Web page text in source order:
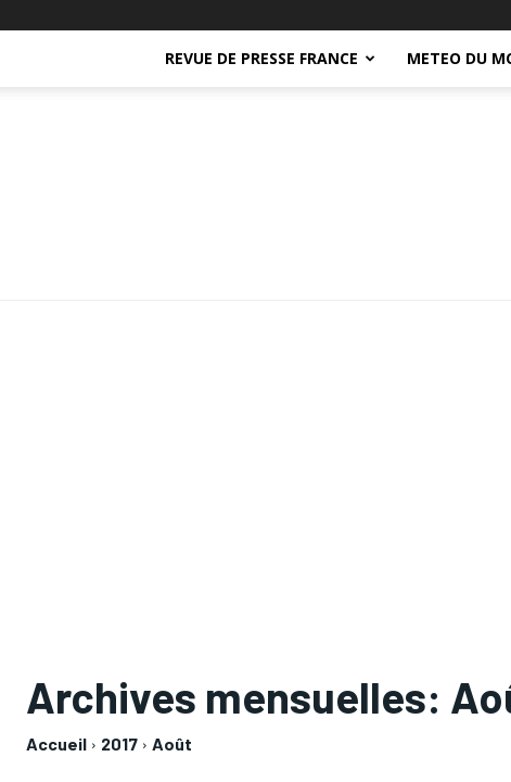
REVUE DE PRESSE FRANCE METEO DU
Archives mensuelles:
Accueil 2017 Août